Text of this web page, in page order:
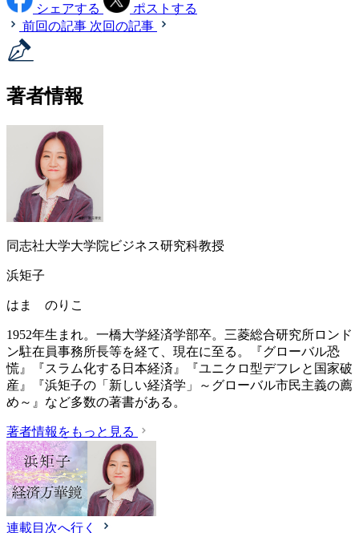
シェアする
ポストする
前回の記事 次回の記事
著者情報
同志社大学大学院ビジネス研究科教授
浜矩子
はま のりこ
1952年生まれ。一橋大学経済学部卒。三菱総合研究所ロンド
ン駐在員事務所長等を経て、現在に至る。『グローバル恐
慌』『スラム化する日本経済』『ユニクロ型デフレと国家破
産』『浜矩子の「新しい経済学」～グローバル市民主義の薦
め～』など多数の著書がある。
著者情報をもっと見る
連載目次へ行く